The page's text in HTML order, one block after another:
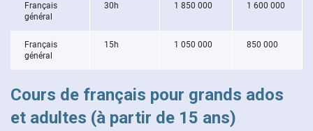
Français
général
30h 1 850 000 1 600 000
Français
général
15h 1 050 000 850 000
Cours de français pour grands ados
et adultes (à partir de 15 ans)